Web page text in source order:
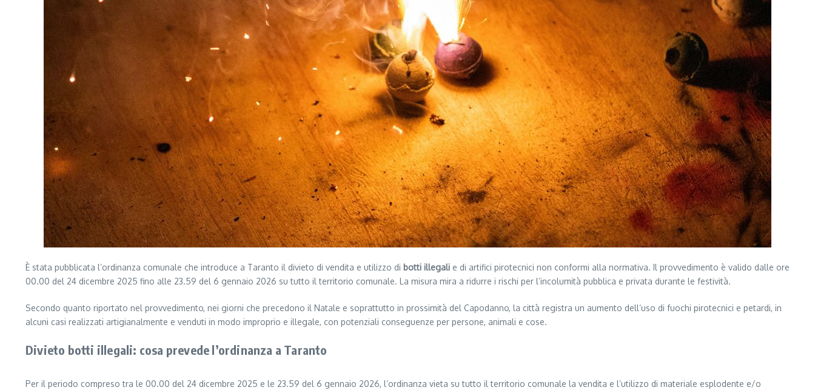
È stata pubblicata l’ordinanza comunale che introduce a Taranto il divieto di vendita e utilizzo di botti illegali e di artifici pirotecnici non conformi alla normativa. Il provvedimento è valido dalle ore
00.00 del 24 dicembre 2025 fino alle 23.59 del 6 gennaio 2026 su tutto il territorio comunale. La misura mira a ridurre i rischi per l’incolumità pubblica e privata durante le festività.
Secondo quanto riportato nel provvedimento, nei giorni che precedono il Natale e soprattutto in prossimità del Capodanno, la città registra un aumento dell’uso di fuochi pirotecnici e petardi, in
alcuni casi realizzati artigianalmente e venduti in modo improprio e illegale, con potenziali conseguenze per persone, animali e cose.
Divieto botti illegali: cosa prevede l’ordinanza a Taranto
Per il periodo compreso tra le 00.00 del 24 dicembre 2025 e le 23.59 del 6 gennaio 2026, l’ordinanza vieta su tutto il territorio comunale la vendita e l’utilizzo di materiale esplodente e/o